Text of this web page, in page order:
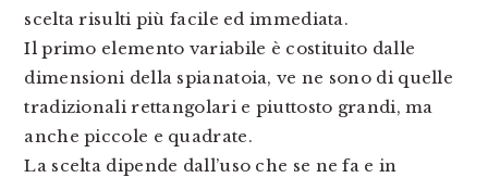
scelta risulti più facile ed immediata.
Il primo elemento variabile è costituito dalle
dimensioni della spianatoia, ve ne sono di quelle
tradizionali rettangolari e piuttosto grandi, ma
anche piccole e quadrate.
La scelta dipende dall’uso che se ne fa e in